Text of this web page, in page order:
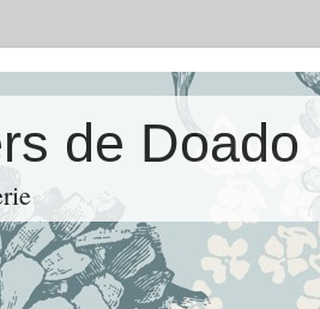
de Doado